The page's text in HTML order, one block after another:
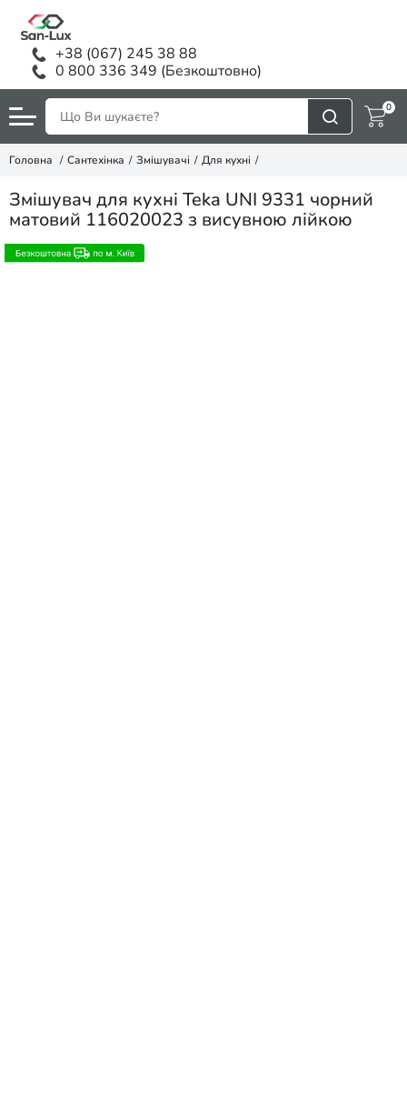
+38 (067) 245 38 88
0 800 336 349 (Безкоштовно)
0
Головна Сантехінка Змішувачі Для кухні
Змішувач для кухні Teka UNI 9331 чорний
матовий 116020023 з висувною лійкою